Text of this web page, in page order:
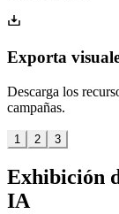
Exporta
Descarga los
campañas.
1 2 3
Exhibición
IA